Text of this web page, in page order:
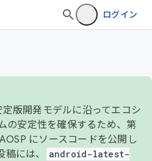
ログイン
版開発モデルに沿ってエコシ
の安定性を確保するため、第
にソースコードを公開し
には、
android-latest-